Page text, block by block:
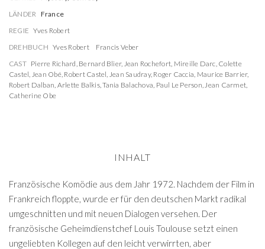
LÄNDER France
REGIE Yves Robert
DREHBUCH Yves Robert
Francis Veber
CAST Pierre Richard, Bernard Blier, Jean Rochefort, Mireille Darc, Colette
Castel, Jean Obé, Robert Castel, Jean Saudray, Roger Caccia, Maurice Barrier,
Robert Dalban, Arlette Balkis,Tania Balachova, Paul Le Person,Jean Carmet,
Catherine Obe
INHALT
Französische Komödie aus dem Jahr 1972. Nachdem der Film in
Frankreich floppte, wurde er für den deutschen Markt radikal
umgeschnitten und mit neuen Dialogen versehen. Der
französische Geheimdienstchef Louis Toulouse setzt einen
ungeliebten Kollegen auf den leicht verwirrten, aber